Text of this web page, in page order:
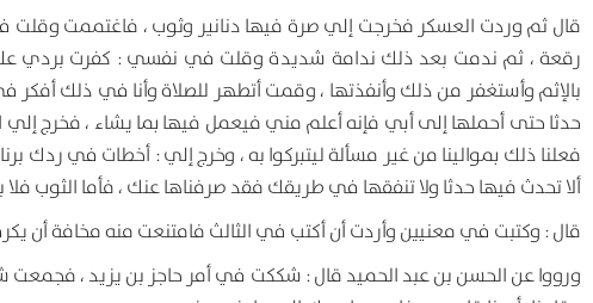
قال ثم وردت العسكر فخرجت إلي صرة فيها دنانير وثوب ، فاغتممت
رقعة ، ثم ندمت بعد ذلك ندامة شديدة وقلت في نفسي : كفرت بردي
بالإثم وأستغفر من ذلك وأنفذتها ، وقمت أتطهر للصلاة وأنا في ذلك
حدثا حتى أحملها إلى أبي فإنه أعلم مني فيعمل فيها بما يشاء ، فخرج إلي
فعلنا ذلك بموالينا من غير مسألة ليتبركوا به ، وخرج إلي : أخطات في ردك
ألا تحدث فيها حدثا ولا تنفقها في طريقك فقد صرفناها عنك ، فأما الثوب فلا
قال : وكتبت في معنيين وأردت أن أكتب في الثالث فامتنعت منه مخافة أن
ورووا عن الحسن بن عبد الحميد قال : شككت في أمر حاجز بن يزيد ،